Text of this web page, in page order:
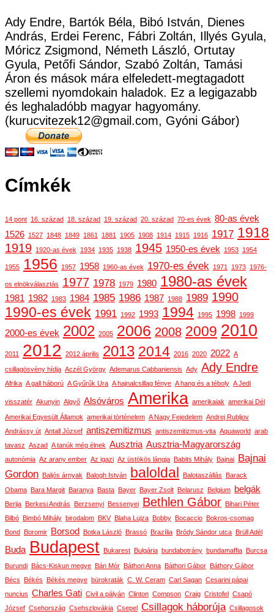
Ady Endre, Bartók Béla, Bibó István, Dienes
András, Erdei Ferenc, Fábri Zoltán, Illyés Gyula,
Móricz Zsigmond, Németh László, Ortutay
Gyula, Petőfi Sándor, Szabó Zoltán, Tamási
Áron és mások mára elfeledett-megtagadott
szellemi nyomdokain haladok. Ez a legigazabb
és leghaladóbb magyar hagyomány.
(kurucvitezek12@gmail.com, Gyóni Gábor)
Címkék
14 pont 16. század 18. század 19. század 20. század 70-es évek 80-as évek
1526 1527 1848 1849 1861 1881 1905 1908 1914 1915 1916 1917 1918
1919 1920-as évek 1934 1935 1938 1945 1950-es évek 1953 1954
1955 1956 1957 1958 1960-as évek 1970-es évek 1971 1973 1976-
os elnökválasztás 1977 1978 1979 1980 1980-as évek
1981 1982 1983 1984 1985 1986 1987 1988 1989 1990
1990-es évek 1991 1992 1993 1994 1995 1998 1999
2000-es évek 2002 2005 2006 2008 2009 2010
2011 2012 2012 április 2013 2014 2016 2020 2022 A
csillagösvény hídja Aczél György Ademarus Cabbaniensis Ady Ady Endre
Afrika A gall háború A Gyűrűk Ura A hajnalcsillag fénye A hang és a téboly A Jedi
visszatér Akunyin Algyő Alsóváros Amerika amerikaiak amerikai Dél
Amerikai Egyesült Államok amerikai történelem A Nagy Fejedelem Andrej Rubljov
Andrássy út Antall József antiszemitizmus antiszemitizmus-vita Aquaworld arab
tavasz Aszad A tanúk még élnek Ausztria Ausztria-Magyarország
autonómia Az arany ember Az igazi Az üstökös lángja Babits Mihály Bajnai Bajnai
Gordon
Baljós árnyak Balogh István baloldal Balotaszállás
Barack
Obama
Bara Margit Baranya Basta Bayer Bayer Zsolt Belarusz Belgium belgák
Berija Berkesi András Berzsenyi Bessenyei Bethlen Gábor
Bihari Péter
Bilbó
Bimbó Mihály birodalom BKV Blaha Lujza Bobby Bocaccio
Bokros-csomag
Bond
Boromir Borsod Botka László Brassó Brazília Bródy Sándor utca Brüll Adél
Buda Budapest Bukarest Bulgária bundabotrány bundamaffia Burcsa
Burundi Bács-Kiskun megye Bán Mór Báthori Anna Báthori Gábor
Báthory Gábor
Bécs
Békés Békés megye bürokraták C. W. Ceram Carl Sagan Cesarini pápai
nuncius Charles Gati Civil a pályán Clinton Compson Craig Cristofel
Csapó
József Csehország Csehszlovákia Csepel Csillagok háborúja Csillagosok